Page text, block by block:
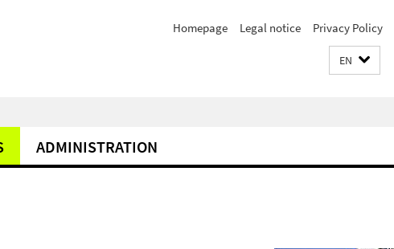
Homepage Legal notice Privacy Policy
EN
ADMINISTRATION